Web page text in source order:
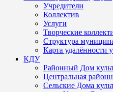
Учредители
Коллектив
Услуги
Творческие
Структура
Карта удалённости
КДУ
Районный Дом
Центральная
Сельские Дома